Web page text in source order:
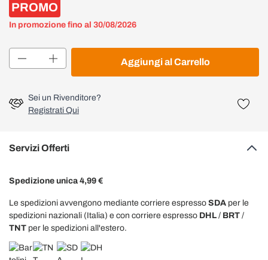
PROMO
In promozione fino al 30/08/2026
Aggiungi al Carrello
Sei un Rivenditore?
Registrati Qui
Servizi Offerti
Spedizione unica 4,99 €
Le spedizioni avvengono mediante corriere espresso SDA per le
spedizioni nazionali (Italia) e con corriere espresso DHL / BRT /
TNT per le spedizioni all'estero.